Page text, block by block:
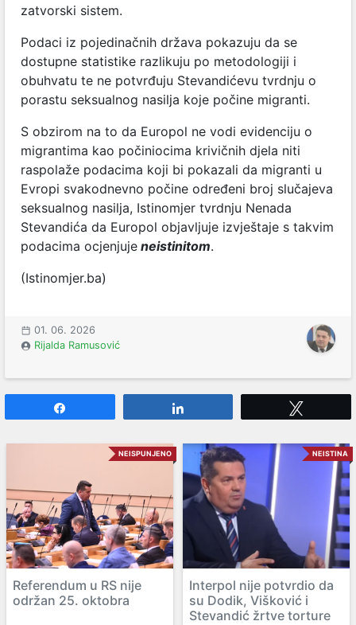
zatvorski sistem.
Podaci iz pojedinačnih država pokazuju da se
dostupne statistike razlikuju po metodologiji i
obuhvatu te ne potvrđuju Stevandićevu tvrdnju o
porastu seksualnog nasilja koje počine migranti.
S obzirom na to da Europol ne vodi evidenciju o
migrantima kao počiniocima krivičnih djela niti
raspolaže podacima koji bi pokazali da migranti u
Evropi svakodnevno počine određeni broj slučajeva
seksualnog nasilja, Istinomjer tvrdnju Nenada
Stevandića da Europol objavljuje izvještaje s takvim
podacima ocjenjuje neistinitom.
(Istinomjer.ba)
01. 06. 2026
Rijalda Ramusović
NEISPUNJENO
Referendum u RS nije
održan 25. oktobra
NEISTINA
Interpol nije potvrdio da
su Dodik, Višković i
Stevandić žrtve torture